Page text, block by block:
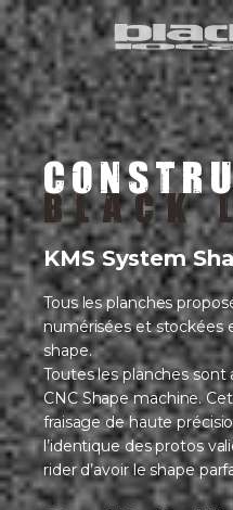
BLACK
KMS System
Tous les planches
numérisées et stockées
shape.
Toutes les planches
CNC Shape machine.
fraisage de haute
l’identique des protos
rider d’avoir le shape